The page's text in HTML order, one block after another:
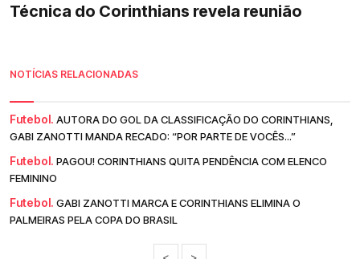
Técnica do Corinthians revela reunião
NOTÍCIAS RELACIONADAS
Futebol. AUTORA DO GOL DA CLASSIFICAÇÃO DO CORINTHIANS,
GABI ZANOTTI MANDA RECADO: “POR PARTE DE VOCÊS...”
Futebol. PAGOU! CORINTHIANS QUITA PENDÊNCIA COM ELENCO
FEMININO
Futebol. GABI ZANOTTI MARCA E CORINTHIANS ELIMINA O
PALMEIRAS PELA COPA DO BRASIL